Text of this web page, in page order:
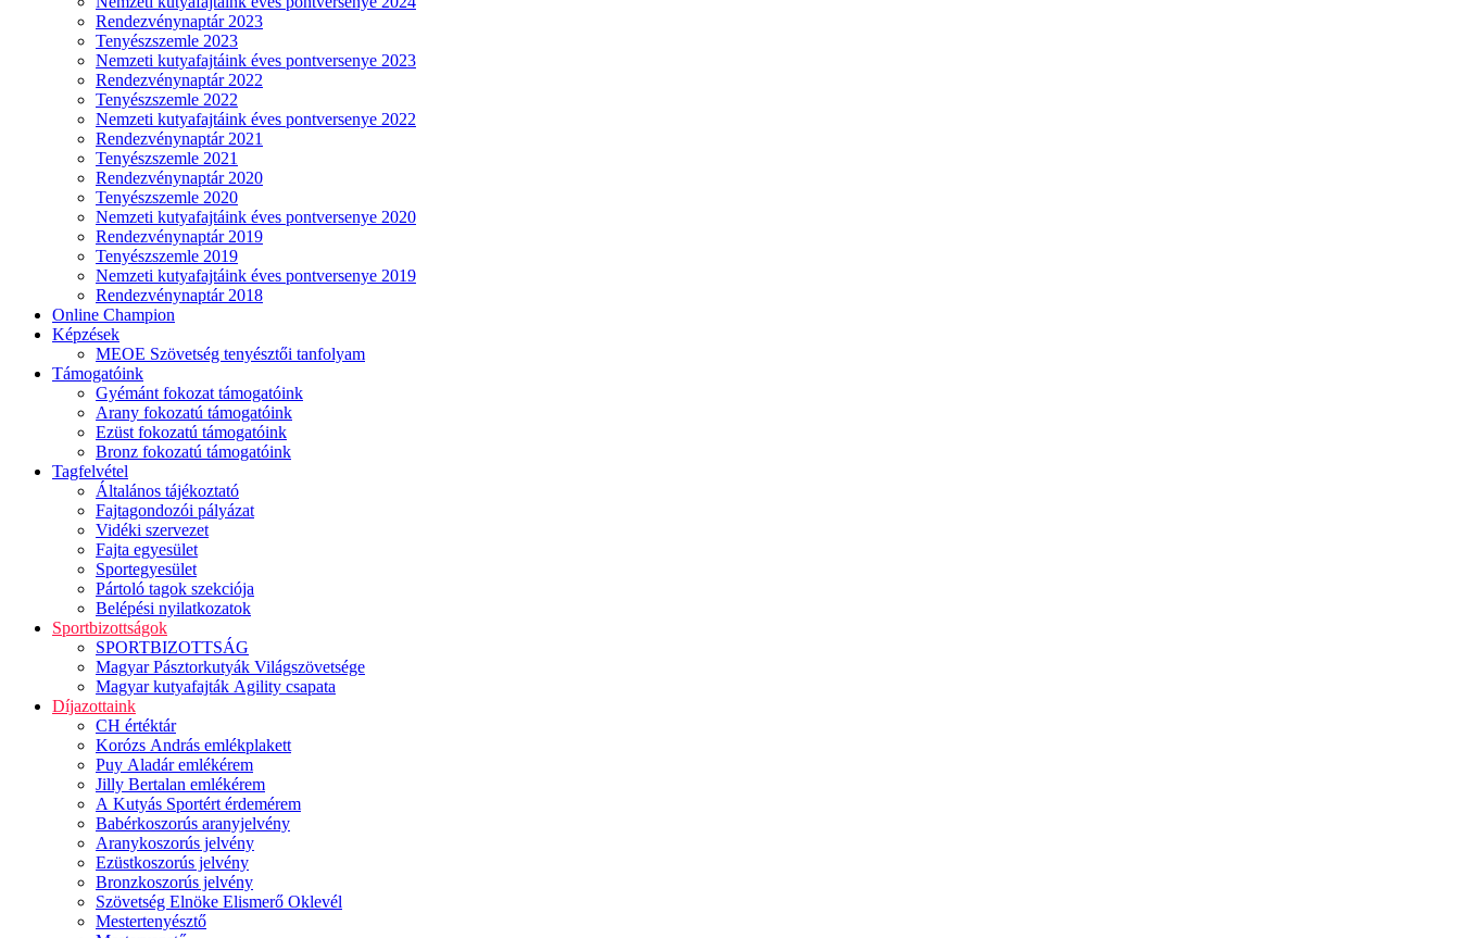
Rendezvénynaptár 2023
Tenyészszemle 2023
Nemzeti kutyafajtáink éves pontversenye 2023
Rendezvénynaptár 2022
Tenyészszemle 2022
Nemzeti kutyafajtáink éves pontversenye 2022
Rendezvénynaptár 2021
Tenyészszemle 2021
Rendezvénynaptár 2020
Tenyészszemle 2020
Nemzeti kutyafajtáink éves pontversenye 2020
Rendezvénynaptár 2019
Tenyészszemle 2019
Nemzeti kutyafajtáink éves pontversenye 2019
Rendezvénynaptár 2018
Online Champion
Képzések
MEOE Szövetség tenyésztői tanfolyam
Támogatóink
Gyémánt fokozat támogatóink
Arany fokozatú támogatóink
Ezüst fokozatú támogatóink
Bronz fokozatú támogatóink
Tagfelvétel
Általános tájékoztató
Fajtagondozói pályázat
Vidéki szervezet
Fajta egyesület
Sportegyesület
Pártoló tagok szekciója
Belépési nyilatkozatok
Sportbizottságok
SPORTBIZOTTSÁG
Magyar Pásztorkutyák Világszövetsége
Magyar kutyafajták Agility csapata
Díjazottaink
CH értéktár
Korózs András emlékplakett
Puy Aladár emlékérem
Jilly Bertalan emlékérem
A Kutyás Sportért érdemérem
Babérkoszorús aranyjelvény
Aranykoszorús jelvény
Ezüstkoszorús jelvény
Bronzkoszorús jelvény
Szövetség Elnöke Elismerő Oklevél
Mestertenyésztő